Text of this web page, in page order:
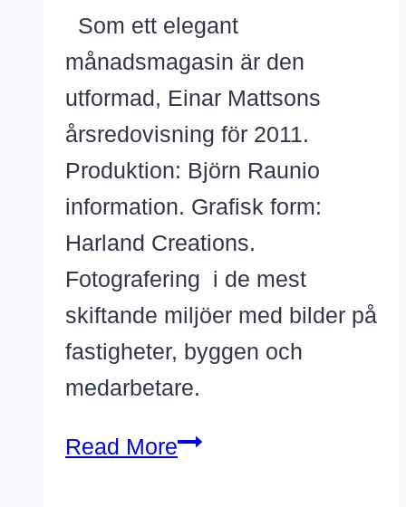
Som ett elegant
månadsmagasin är den
utformad, Einar Mattsons
årsredovisning för 2011.
Produktion: Björn Raunio
information. Grafisk form:
Harland Creations.
Fotografering i de mest
skiftande miljöer med bilder på
fastigheter, byggen och
medarbetare.
Read MoreEinar